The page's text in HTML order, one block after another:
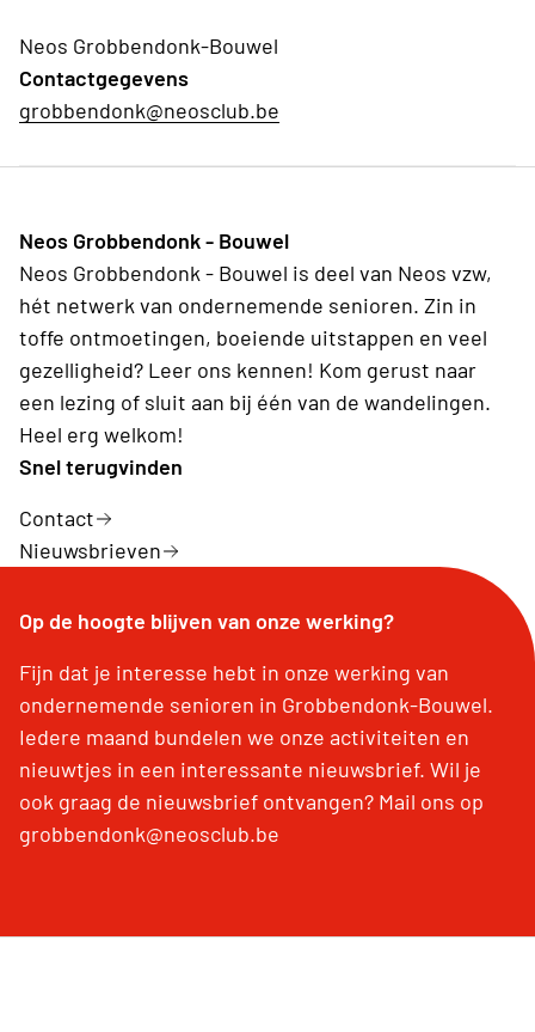
Neos Grobbendonk-Bouwel
Contactgegevens
grobbendonk@neosclub.be
Neos Grobbendonk - Bouwel
Neos Grobbendonk - Bouwel is deel van Neos vzw,
hét netwerk van ondernemende senioren. Zin in
toffe ontmoetingen, boeiende uitstappen en veel
gezelligheid? Leer ons kennen! Kom gerust naar
een lezing of sluit aan bij één van de wandelingen.
Heel erg welkom!
Snel terugvinden
Contact
Nieuwsbrieven
Op de hoogte blijven van onze werking?
Fijn dat je interesse hebt in onze werking van
ondernemende senioren in Grobbendonk-Bouwel.
Iedere maand bundelen we onze activiteiten en
nieuwtjes in een interessante nieuwsbrief. Wil je
ook graag de nieuwsbrief ontvangen? Mail ons op
grobbendonk@neosclub.be